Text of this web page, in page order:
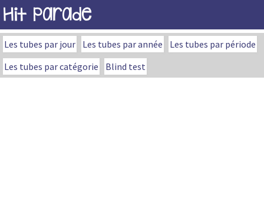
Hit Parade
Les tubes par jour Les tubes par année
Les tubes par période
Les tubes par catégorie
Blind test